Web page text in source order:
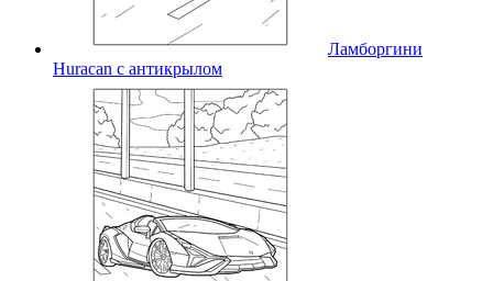
Ламборгини
Huracan с антикрылом